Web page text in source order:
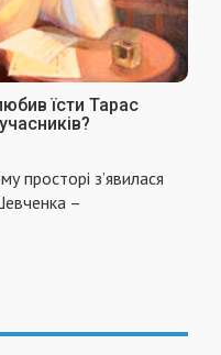
їсти Тарас
просторі з’явилася
–